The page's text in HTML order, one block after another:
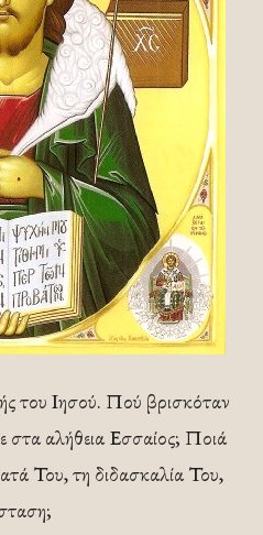
του Ιησού. Πού βρισκόταν
στα αλήθεια Εσσαίος; Ποιά
Του, τη διδασκαλία Του,